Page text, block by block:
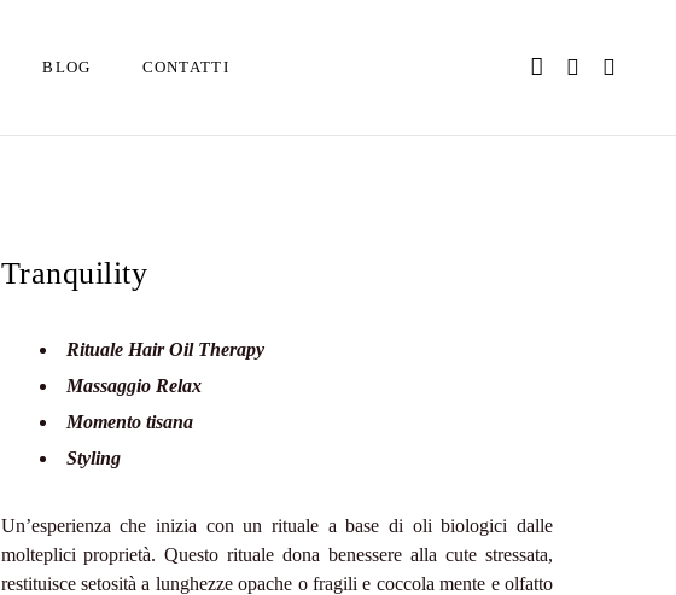
BLOG CONTATTI
Tranquility
Rituale Hair Oil Therapy
Massaggio Relax
Momento tisana
Styling
Un’esperienza che inizia con un rituale a base di oli biologici dalle
molteplici proprietà. Questo rituale dona benessere alla cute stressata,
restituisce setosità a lunghezze opache o fragili e coccola mente e olfatto